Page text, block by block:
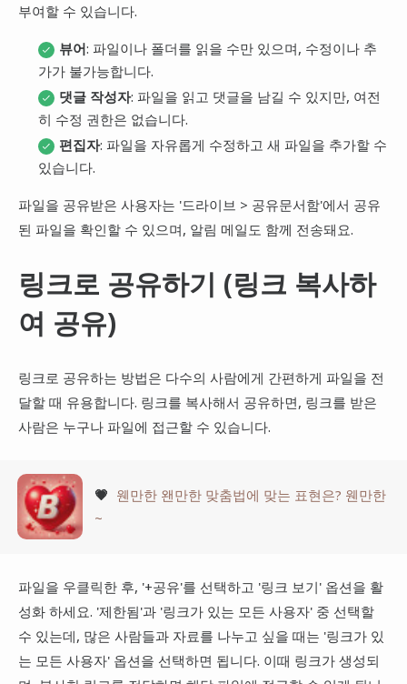
부여할 수 있습니다.
뷰어: 파일이나 폴더를 읽을 수만 있으며, 수정이나 추
가가 불가능합니다.
댓글 작성자: 파일을 읽고 댓글을 남길 수 있지만, 여전
히 수정 권한은 없습니다.
편집자: 파일을 자유롭게 수정하고 새 파일을 추가할 수
있습니다.
파일을 공유받은 사용자는 '드라이브 > 공유문서함'에서 공유
된 파일을 확인할 수 있으며, 알림 메일도 함께 전송돼요.
링크로 공유하기 (링크 복사하
여 공유)
링크로 공유하는 방법은 다수의 사람에게 간편하게 파일을 전
달할 때 유용합니다. 링크를 복사해서 공유하면, 링크를 받은
사람은 누구나 파일에 접근할 수 있습니다.
💗 웬만한 왠만한 맞춤법에 맞는 표현은? 웬만한
~
파일을 우클릭한 후, '+공유'를 선택하고 '링크 보기' 옵션을 활
성화 하세요. '제한됨'과 '링크가 있는 모든 사용자' 중 선택할
수 있는데, 많은 사람들과 자료를 나누고 싶을 때는 '링크가 있
는 모든 사용자' 옵션을 선택하면 됩니다. 이때 링크가 생성되